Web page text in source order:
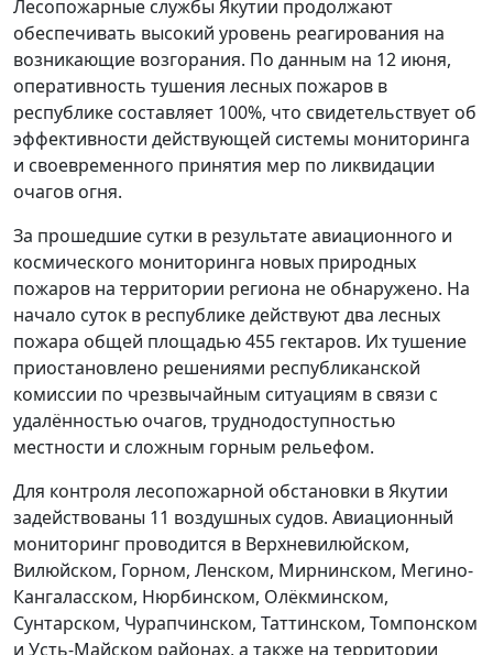
Лесопожарные службы Якутии продолжают
обеспечивать высокий уровень реагирования на
возникающие возгорания. По данным на 12 июня,
оперативность тушения лесных пожаров в
республике составляет 100%, что свидетельствует об
эффективности действующей системы мониторинга
и своевременного принятия мер по ликвидации
очагов огня.
За прошедшие сутки в результате авиационного и
космического мониторинга новых природных
пожаров на территории региона не обнаружено. На
начало суток в республике действуют два лесных
пожара общей площадью 455 гектаров. Их тушение
приостановлено решениями республиканской
комиссии по чрезвычайным ситуациям в связи с
удалённостью очагов, труднодоступностью
местности и сложным горным рельефом.
Для контроля лесопожарной обстановки в Якутии
задействованы 11 воздушных судов. Авиационный
мониторинг проводится в Верхневилюйском,
Вилюйском, Горном, Ленском, Мирнинском, Мегино-
Кангаласском, Нюрбинском, Олёкминском,
Сунтарском, Чурапчинском, Таттинском, Томпонском
и Усть-Майском районах, а также на территории